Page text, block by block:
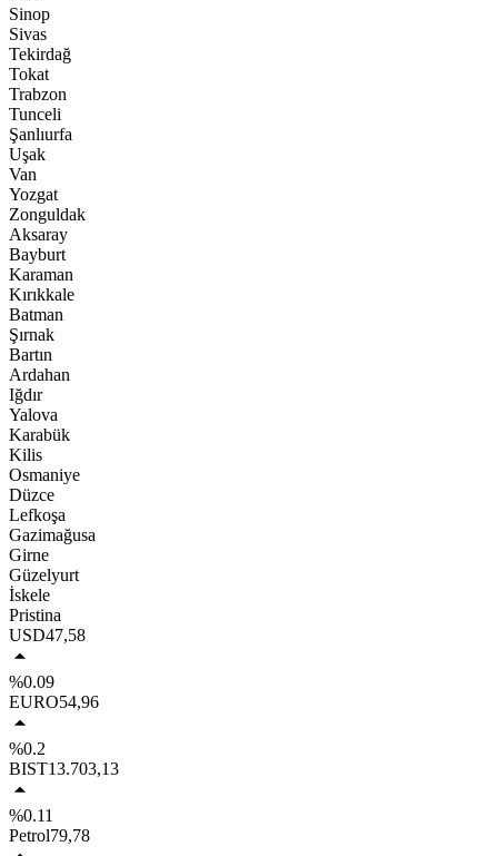
Sinop
Sivas
Tekirdağ
Tokat
Trabzon
Tunceli
Şanlıurfa
Uşak
Van
Yozgat
Zonguldak
Aksaray
Bayburt
Karaman
Kırıkkale
Batman
Şırnak
Bartın
Ardahan
Iğdır
Yalova
Karabük
Kilis
Osmaniye
Düzce
Lefkoşa
Gazimağusa
Girne
Güzelyurt
İskele
Pristina
USD47,58
%0.09
EURO54,96
%0.2
BIST13.703,13
%0.11
Petrol79,78